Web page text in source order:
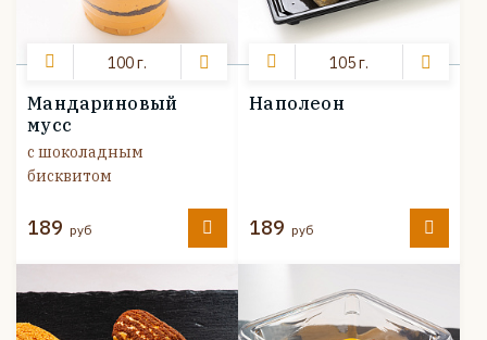
100 г.
Мандариновый
мусс
с шоколадным
бисквитом
189 руб
105 г.
Наполеон
189 руб